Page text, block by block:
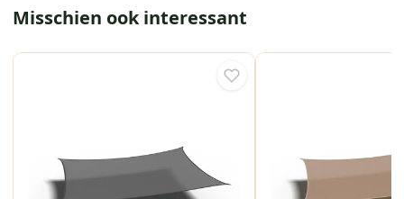
Misschien ook interessant